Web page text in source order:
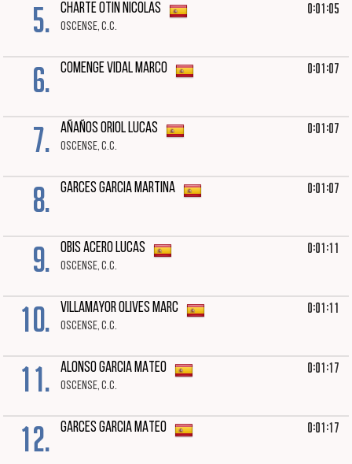
5. CHARTE OTIN NICOLAS
OSCENSE, C.C.
0:01:05
6. COMENGE VIDAL MARCO 0:01:07
7. AÑAÑOS ORIOL LUCAS
OSCENSE, C.C.
0:01:07
8. GARCES GARCIA MARTINA 0:01:07
9. OBIS ACERO LUCAS
OSCENSE, C.C.
0:01:11
10. VILLAMAYOR OLIVES MARC
OSCENSE, C.C.
0:01:11
11. ALONSO GARCIA MATEO
OSCENSE, C.C.
0:01:17
12. GARCES GARCIA MATEO 0:01:17